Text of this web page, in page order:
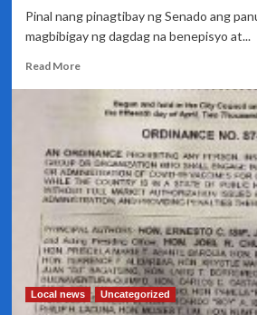
Duterte
Pinal nang pinagtibay ng Senado ang
magbibigay ng dagdag na benepisyo at...
Read MoreRead
Panukala
sa
dagdag
benepisyo
ng
mga
Healthcare
Workers,
Lusot
na
sa
Local news Uncategorized